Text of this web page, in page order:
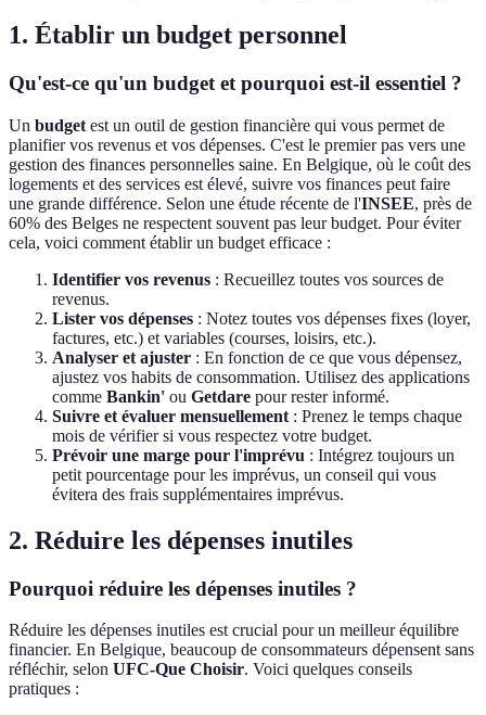
1. Établir un budget personnel
Qu'est-ce qu'un budget et pourquoi est-il essentiel ?
Un budget est un outil de gestion financière qui vous permet de
planifier vos revenus et vos dépenses. C'est le premier pas vers une
gestion des finances personnelles saine. En Belgique, où le coût des
logements et des services est élevé, suivre vos finances peut faire
une grande différence. Selon une étude récente de l'INSEE, près de
60% des Belges ne respectent souvent pas leur budget. Pour éviter
cela, voici comment établir un budget efficace :
Identifier vos revenus : Recueillez toutes vos sources de
revenus.
Lister vos dépenses : Notez toutes vos dépenses fixes (loyer,
factures, etc.) et variables (courses, loisirs, etc.).
Analyser et ajuster : En fonction de ce que vous dépensez,
ajustez vos habits de consommation. Utilisez des applications
comme Bankin' ou Getdare pour rester informé.
Suivre et évaluer mensuellement : Prenez le temps chaque
mois de vérifier si vous respectez votre budget.
Prévoir une marge pour l'imprévu : Intégrez toujours un
petit pourcentage pour les imprévus, un conseil qui vous
évitera des frais supplémentaires imprévus.
2. Réduire les dépenses inutiles
Pourquoi réduire les dépenses inutiles ?
Réduire les dépenses inutiles est crucial pour un meilleur équilibre
financier. En Belgique, beaucoup de consommateurs dépensent sans
réfléchir, selon UFC-Que Choisir. Voici quelques conseils
pratiques :